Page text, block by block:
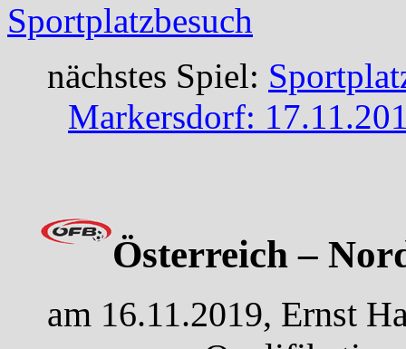
Sportplatzbesuch
nächstes Spiel:
Markersdorf:
Österreich –
am 16.11.2019, Ernst